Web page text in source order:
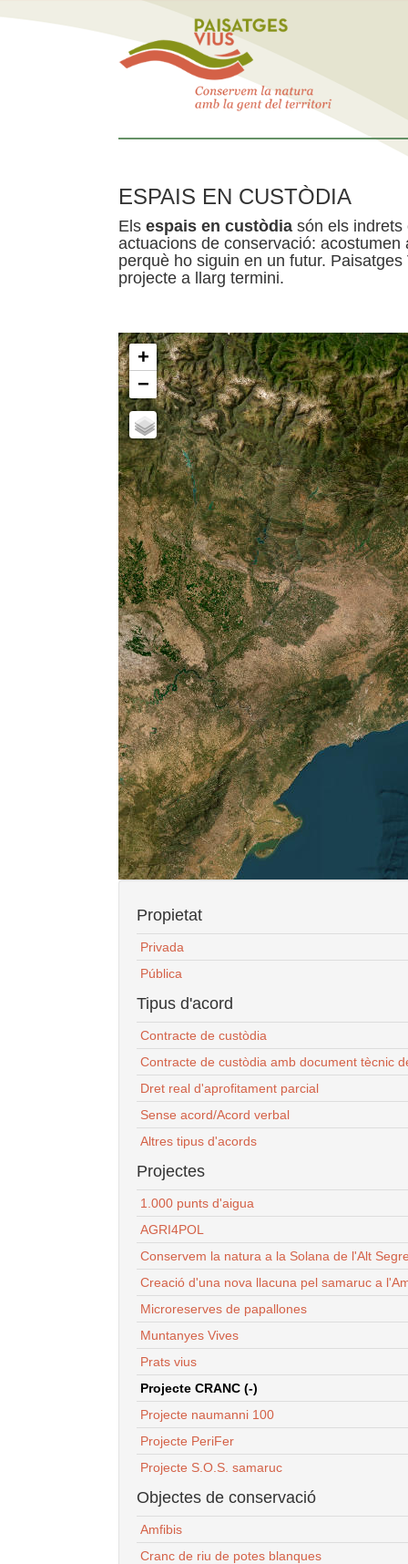
ESPAIS EN CUSTÒDIA
Els espais en custòdia són els indrets
actuacions de conservació:
perquè ho siguin en un futur.
projecte a llarg termini.
+
−
Propietat
Privada
Pública
Tipus d'acord
Contracte de custòdia
Contracte de custòdia amb document tècnic
Dret real d'aprofitament parcial
Sense acord/Acord verbal
Altres tipus d'acords
Projectes
1.000 punts d'aigua
AGRI4POL
Conservem la natura a la Solana de l'Alt
Creació d'una nova llacuna pel samaruc a
Microreserves de papallones
Muntanyes Vives
Prats vius
Projecte CRANC (-)
Projecte naumanni 100
Projecte PeriFer
Projecte S.O.S. samaruc
Objectes de conservació
Amfibis
Cranc de riu de potes blanques